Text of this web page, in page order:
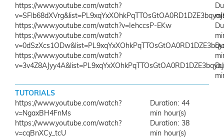
https://www.youtube.com/watch?
https://www.youtube.com/watch?v=IehccsP-EKw
https://www.youtube.com/watch?
https://www.youtube.com/watch?
TUTORIALS
https://www.youtube.com/watch?
v=NgaxBH4FnMs
https://www.youtube.com/watch?
v=cqBnXCy_tcU
44
min
38
min